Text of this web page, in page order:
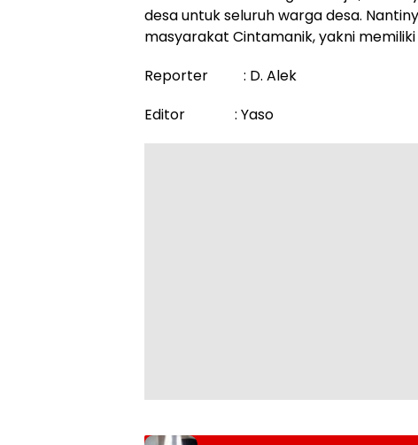
desa untuk seluruh warga desa.
masyarakat Cintamanik, yakni
Reporter : D. Alek
Editor : Yaso